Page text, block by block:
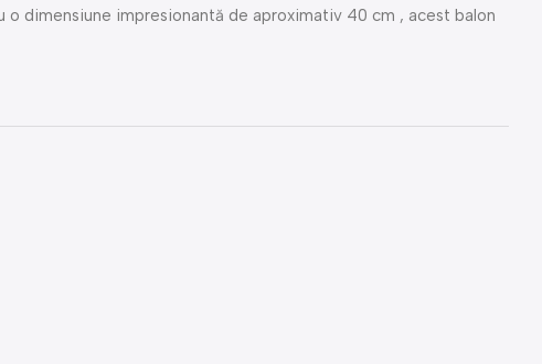
dimensiune impresionantă de aproximativ 40 cm , acest balon